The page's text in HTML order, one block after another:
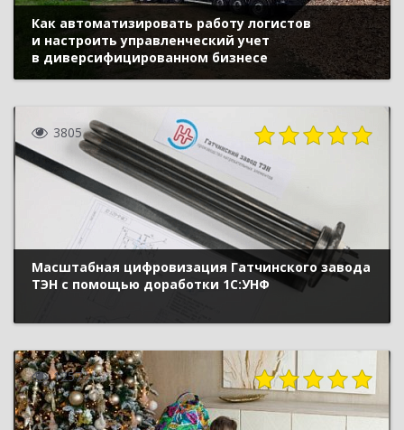
Как автоматизировать работу логистов
и настроить управленческий учет
в диверсифицированном бизнесе
3805
Масштабная цифровизация Гатчинского завода
ТЭН с помощью доработки 1С:УНФ
1257